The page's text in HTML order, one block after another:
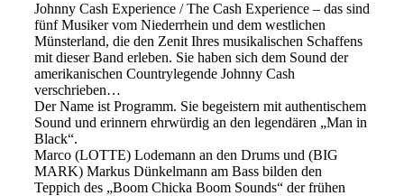
Johnny Cash Experience / The Cash Experience – das sind
fünf Musiker vom Niederrhein und dem westlichen
Münsterland, die den Zenit Ihres musikalischen Schaffens
mit dieser Band erleben. Sie haben sich dem Sound der
amerikanischen Countrylegende Johnny Cash
verschrieben…
Der Name ist Programm. Sie begeistern mit authentischem
Sound und erinnern ehrwürdig an den legendären „Man in
Black“.
Marco (LOTTE) Lodemann an den Drums und (BIG
MARK) Markus Dünkelmann am Bass bilden den
Teppich des „Boom Chicka Boom Sounds“ der frühen